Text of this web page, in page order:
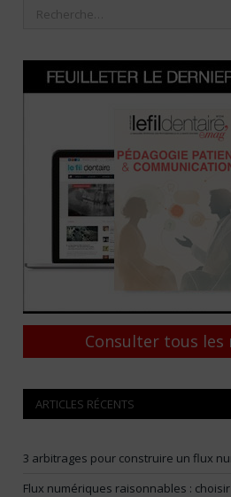
Consulter tous les
ARTICLES RÉCENTS
3 arbitrages pour construire un flux
Flux numériques raisonnables :